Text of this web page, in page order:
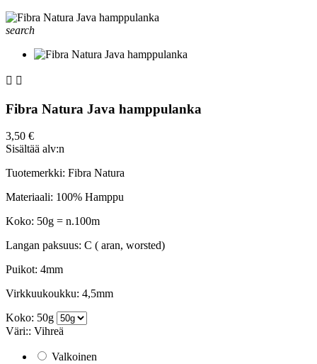
search
 
Fibra Natura Java hamppulanka
3,50 €
Sisältää alv:n
Tuotemerkki: Fibra Natura
Materiaali: 100% Hamppu
Koko: 50g = n.100m
Langan paksuus: C ( aran, worsted)
Puikot: 4mm
Virkkuukoukku: 4,5mm
Koko: 50g
Väri:: Vihreä
Valkoinen